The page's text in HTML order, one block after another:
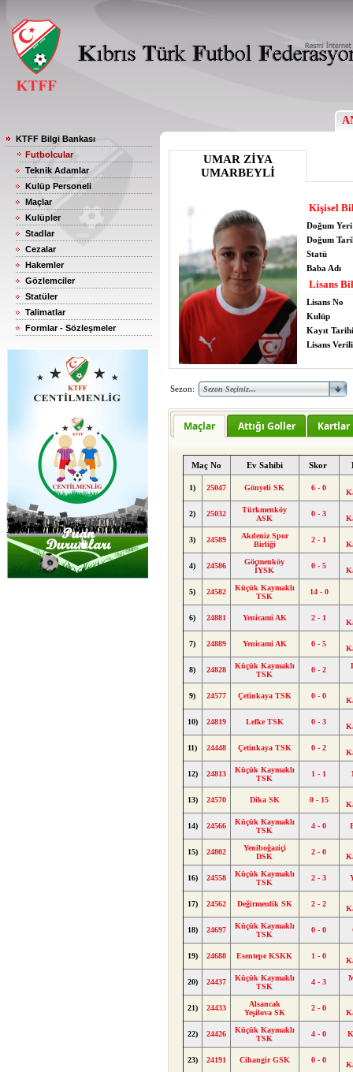
KTFF Bilgi Bankası
Futbolcular
Teknik Adamlar
Kulüp Personeli
Maçlar
Kulüpler
Stadlar
Cezalar
Hakemler
Gözlemciler
Statüler
Talimatlar
Formlar - Sözleşmeler
UMAR ZİYA
UMARBEYLİ
Kişisel
Doğum Yeri
Doğum
Statü
Baba Adı
Lisans
Lisans No
Kulüp
Kayıt Tarihi
Lisans
Sezon:
Maçlar Attığı Goller Kartlar
Maç No Ev Sahibi Skor
1) 25047 Gönyeli SK 6 - 0
2) 25032
Türkmenköy
ASK
0 - 3
3) 24589
Akdeniz Spor
Birliği
2 - 1
4) 24586
Göçmenköy
İYSK
0 - 5
5) 24582
Küçük Kaymaklı
TSK
14 - 0
6) 24881 Yenicami AK 2 - 1
7) 24889 Yenicami AK 0 - 5
8) 24828
Küçük Kaymaklı
TSK
0 - 2
9) 24577 Çetinkaya TSK 0 - 0
10) 24819 Lefke TSK 0 - 3
11) 24448 Çetinkaya TSK 0 - 2
12) 24813
Küçük Kaymaklı
TSK
1 - 1
13) 24570 Dika SK 0 - 15
14) 24566
Küçük Kaymaklı
TSK
4 - 0
15) 24802
Yeniboğaziçi
DSK
2 - 0
16) 24558
Küçük Kaymaklı
TSK
2 - 3
17) 24562 Değirmenlik SK 2 - 2
18) 24697
Küçük Kaymaklı
TSK
0 - 0
19) 24688 Esentepe KSKK 1 - 0
20) 24437
Küçük Kaymaklı
TSK
4 - 3
21) 24433
Alsancak
Yeşilova SK
2 - 0
22) 24426
Küçük Kaymaklı
TSK
4 - 0
23) 24191 Cihangir GSK 0 - 0